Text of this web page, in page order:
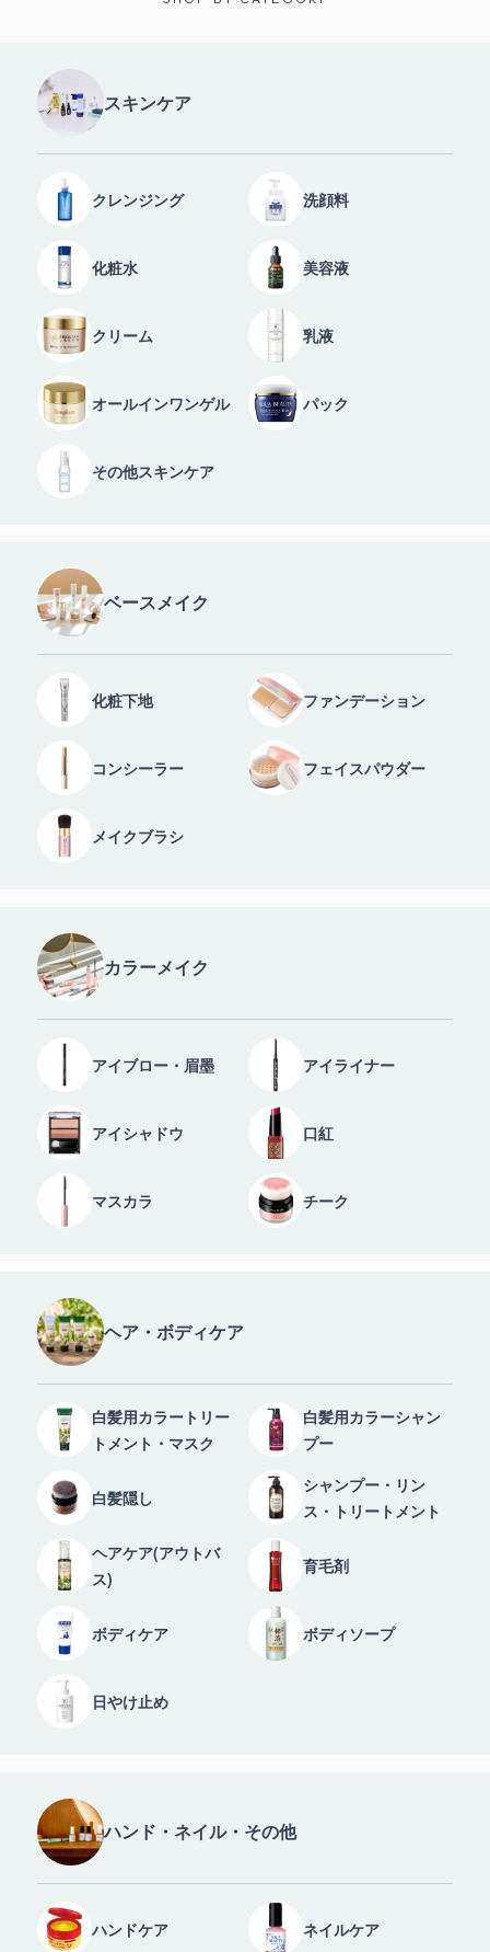
スキンケア
クレンジング 洗顔料
化粧水 美容液
クリーム 乳液
オールインワンゲル パック
その他スキンケア
ベースメイク
化粧下地 ファンデーション
コンシーラー フェイスパウダー
メイクブラシ
カラーメイク
アイブロー・眉墨 アイライナー
アイシャドウ 口紅
マスカラ チーク
ヘア・ボディケア
白髪用カラートリー
トメント・マスク
白髪用カラーシャン
プー
白髪隠し
シャンプー・リン
ス・トリートメント
ヘアケア(アウトバ
ス)
育毛剤
ボディケア ボディソープ
日やけ止め
ハンド・ネイル・その他
ハンドケア ネイルケア